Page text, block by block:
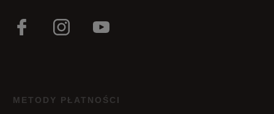
METODY PŁATNOŚCI